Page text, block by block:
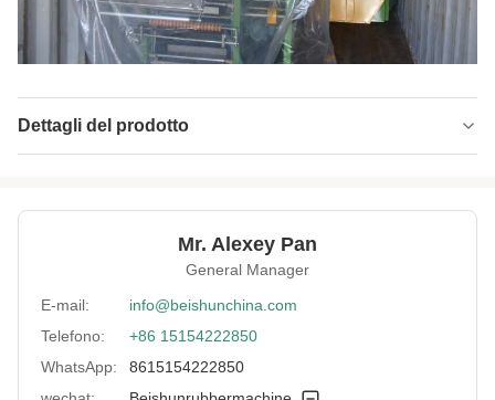
Dettagli del prodotto
Color: verde o blu
2 anni
Voltage: Richiesta del cliente
After-Sales
Ingegneri disponibili per la manutenzione di
manutenzione e ripar
Mr. Alexey Pan
General Manager
E-mail:
info@beishunchina.com
Telefono:
+86 15154222850
WhatsApp:
8615154222850